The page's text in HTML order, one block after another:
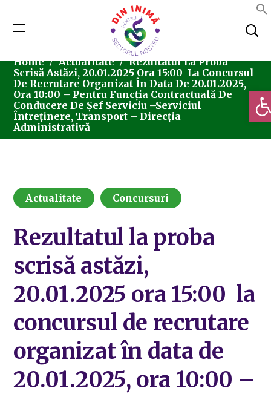
Home Actualitate
Rezultatul La Proba
Scrisă Astăzi, 20.01.2025 Ora 15:00 La Concursul
De Recrutare Organizat În Data De 20.01.2025,
Ora 10:00 – Pentru Funcția Contractuală De
Conducere De Șef Serviciu –Serviciul
Întreținere, Transport – Direcția
Administrativă
Actualitate Concursuri
Rezultatul la proba
scrisă astăzi,
20.01.2025 ora 15:00 la
concursul de recrutare
organizat în data de
20.01.2025, ora 10:00 –